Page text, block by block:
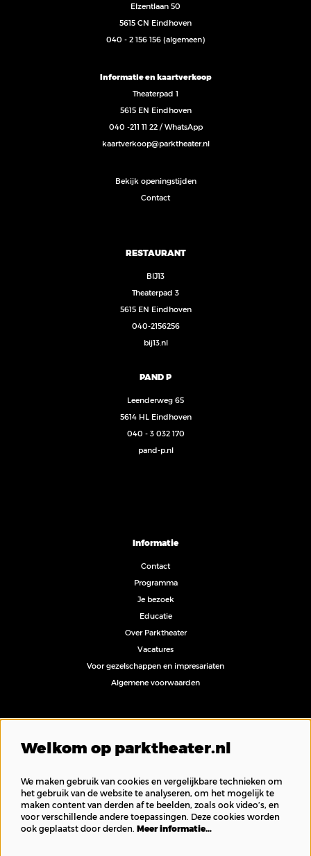
Elzentlaan 50
5615 CN Eindhoven
040 - 2 156 156 (algemeen)
Informatie en kaartverkoop
Theaterpad 1
5615 EN Eindhoven
040 -211 11 22/WhatsApp
kaartverkoop@parktheater.nl
Bekijk openingstijden
Contact
RESTAURANT
BIJ13
Theaterpad 3
5615 EN Eindhoven
040-2156256
bij13.nl
PAND P
Leenderweg 65
5614 HL Eindhoven
040 - 3 032 170
pand-p.nl
Informatie
Contact
Programma
Je bezoek
Educatie
Over Parktheater
Vacatures
Voor gezelschappen en impresariaten
Algemene voorwaarden
Inschrijven nieuwsbrief
Welkom op parktheater.nl
We maken gebruik van cookies en vergelijkbare technieken om
het gebruik van de website te analyseren, om het mogelijk te
maken content van derden af te beelden, zoals ook video’s, en
voor verschillende andere toepassingen. Deze cookies worden
ook geplaatst door derden. Meer informatie…